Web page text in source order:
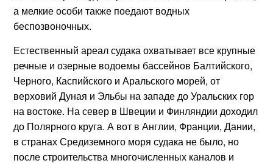
а мелкие особи также поедают водных
беспозвоночных.
Естественный ареал судака охватывает все крупные
речные и озерные водоемы бассейнов Балтийского,
Черного, Каспийского и Аральского морей, от
верховий Дуная и Эльбы на западе до Уральских гор
на востоке. На север в Швеции и Финляндии доходил
до Полярного круга. А вот в Англии, Франции, Дании,
в странах Средиземного моря судака не было, но
после строительства многочисленных каналов и